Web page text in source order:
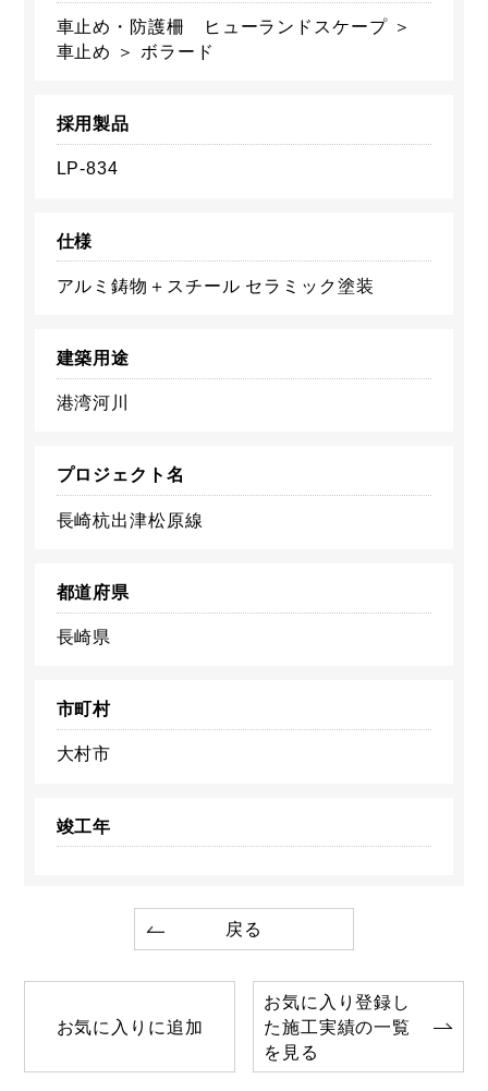
車止め・防護柵 ヒューランドスケープ ＞
車止め ＞ ボラード
採用製品
LP-834
仕様
アルミ鋳物＋スチール セラミック塗装
建築用途
港湾河川
プロジェクト名
長崎杭出津松原線
都道府県
長崎県
市町村
大村市
竣工年
戻る
お気に入りに追加
お気に入り登録し
た施工実績の一覧
を見る